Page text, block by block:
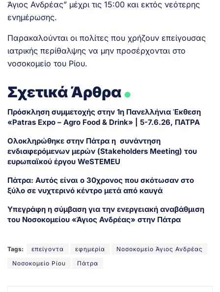
Άγιος Ανδρέας” μέχρι τις 15:00 και εκτός νεότερης
ενημέρωσης.
Παρακαλούνται οι πολίτες που χρήζουν επείγουσας
ιατρικής περίθαλψης να μην προσέρχονται στο
νοσοκομείο του Ρίου.
Σχετικά Άρθρα.
Πρόσκληση συμμετοχής στην 1η Πανελλήνια Έκθεση
«Patras Expo – Agro Food & Drink» | 5-7.6.26, ΠΑΤΡΑ
Ολοκληρώθηκε στην Πάτρα η συνάντηση
ενδιαφερόμενων μερών (Stakeholders Meeting) του
ευρωπαϊκού έργου WeSTEMEU
Πάτρα: Αυτός είναι ο 30χρονος που σκότωσαν στο
ξύλο σε νυχτερινό κέντρο μετά από καυγά
Υπεγράφη η σύμβαση για την ενεργειακή αναβάθμιση
του Νοσοκομείου «Άγιος Ανδρέας» στην Πάτρα
Tags: επείγοντα εφημερία
Νοσοκομείο Άγιος Ανδρέας
Νοσοκομείο Ρίου
Πάτρα